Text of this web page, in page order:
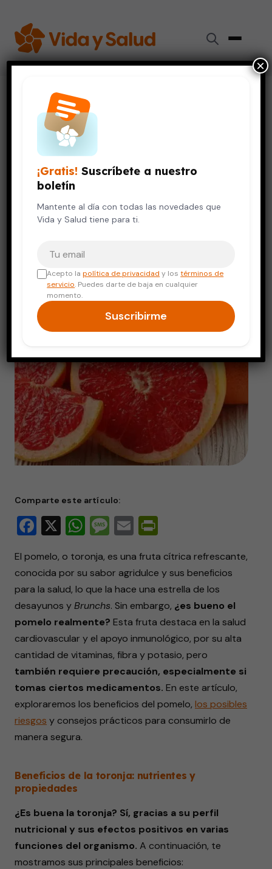
Digestión y Nutrición
¿La toronja es saludable o riesgosa? Beneficios y
precauciones
DIGESTIÓN Y NUTRICIÓN
¿La toronja es saludable o
riesgosa? Beneficios y
precauciones
Comparte este artículo:
Facebook
X WhatsApp
Message
Email
El pomelo, o toronja, es una fruta cítrica refrescante,
conocida por su sabor agridulce y sus beneficios
para la salud, lo que la hace una estrella de los
desayunos yBrunchs. Sin embargo, ¿es bueno el
pomelo realmente? Esta fruta destaca en la salud
cardiovascular y el apoyo inmunológico, por su alta
cantidad de vitaminas, fibra y potasio, pero
también requiere precaución, especialmente si
tomas ciertos medicamentos. En este artículo,
exploraremos los beneficios del pomelo, los posibles
riesgos y consejos prácticos para consumirlo de
manera segura.
Beneficios de la toronja: nutrientes y
propiedades
¿Es buena la toronja? Sí, gracias a su perfil
nutricional y sus efectos positivos en varias
funciones del organismo. A continuación, te
mostramos sus principales beneficios:
¡Gratis! Suscríbete a nuestro
boletín
Mantente al día con todas las novedades que
Vida y Salud tiene para ti.
Acepto lapolítica de privacidad y lostérminos de
servicio. Puedes darte de baja en cualquier
momento.
Suscribirme
×